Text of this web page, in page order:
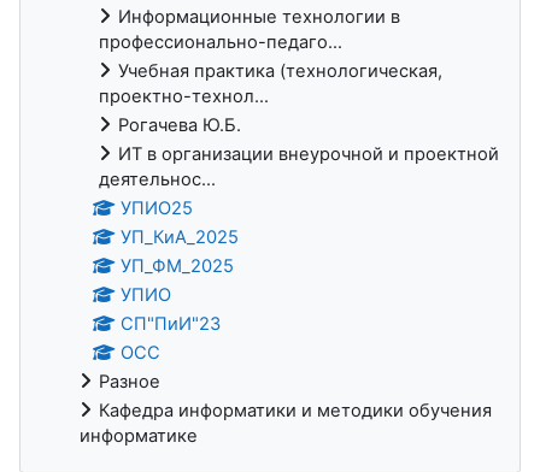
Информационные технологии в
профессионально-педаго...
Учебная практика (технологическая,
проектно-технол...
Рогачева Ю.Б.
ИТ в организации внеурочной и проектной
деятельнос...
УПИО25
УП_КиА_2025
УП_ФМ_2025
УПИО
СП"ПиИ"23
ОСС
Разное
Кафедра информатики и методики обучения
информатике